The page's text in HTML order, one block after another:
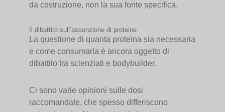
da costruzione, non la sua fonte specifica.
Il dibattito sull’assunzione di proteine
La questione di quanta proteina sia necessaria
e come consumarla è ancora oggetto di
dibattito tra scienziati e bodybuilder.
Ci sono varie opinioni sulle dosi
raccomandate, che spesso differiscono